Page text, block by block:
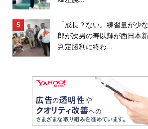
「成長？ない。練習量が少
郎が次男の寿以輝が西日本
判定勝利に終わ...